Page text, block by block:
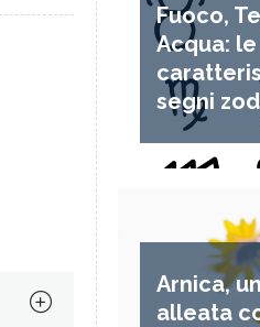
Fuoco,
Acqua: le
segni
Arnica,
alleata